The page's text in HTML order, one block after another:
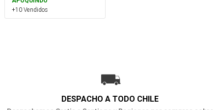
+10 Vendidos
DESPACHO A TODO CHILE